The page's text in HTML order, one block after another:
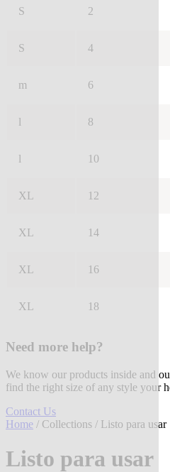
S 2
S 4
m 6
l 8
l 10
XL 12
XL 14
XL 16
XL 18
Need more help?
We know our products inside and
find the right size of any style your
Contact Us
Home / Collections / Listo para usar
Listo para usar